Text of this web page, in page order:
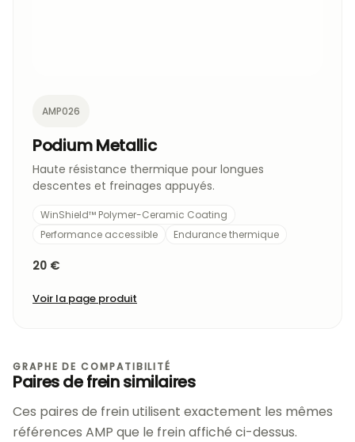
AMP026
Podium Metallic
Haute résistance thermique pour longues
descentes et freinages appuyés.
WinShield™ Polymer-Ceramic Coating
Performance accessible
Endurance thermique
20 €
Voir la page produit
GRAPHE DE COMPATIBILITÉ
Paires de frein similaires
Ces paires de frein utilisent exactement les mêmes
références AMP que le frein affiché ci-dessus.